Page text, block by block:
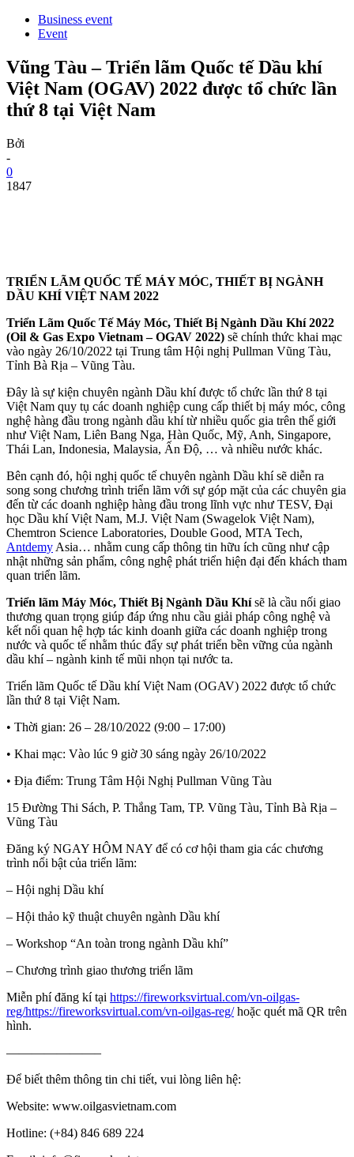
Business event
Event
Vũng Tàu – Triển lãm Quốc tế Dầu khí
Việt Nam (OGAV) 2022 được tổ chức lần
thứ 8 tại Việt Nam
Bởi
-
0
1847
TRIỂN LÃM QUỐC TẾ MÁY MÓC, THIẾT BỊ NGÀNH
DẦU KHÍ VIỆT NAM 2022
Triển Lãm Quốc Tế Máy Móc, Thiết Bị Ngành Dầu Khí 2022
(Oil & Gas Expo Vietnam – OGAV 2022) sẽ chính thức khai mạc
vào ngày 26/10/2022 tại Trung tâm Hội nghị Pullman Vũng Tàu,
Tỉnh Bà Rịa – Vũng Tàu.
Đây là sự kiện chuyên ngành Dầu khí được tổ chức lần thứ 8 tại
Việt Nam quy tụ các doanh nghiệp cung cấp thiết bị máy móc, công
nghệ hàng đầu trong ngành dầu khí từ nhiều quốc gia trên thế giới
như Việt Nam, Liên Bang Nga, Hàn Quốc, Mỹ, Anh, Singapore,
Thái Lan, Indonesia, Malaysia, Ấn Độ, … và nhiều nước khác.
Bên cạnh đó, hội nghị quốc tế chuyên ngành Dầu khí sẽ diễn ra
song song chương trình triển lãm với sự góp mặt của các chuyên gia
đến từ các doanh nghiệp hàng đầu trong lĩnh vực như TESV, Đại
học Dầu khí Việt Nam, M.J. Việt Nam (Swagelok Việt Nam),
Chemtron Science Laboratories, Double Good, MTA Tech,
Antdemy Asia… nhằm cung cấp thông tin hữu ích cũng như cập
nhật những sản phẩm, công nghệ phát triển hiện đại đến khách tham
quan triển lãm.
Triển lãm Máy Móc, Thiết Bị Ngành Dầu Khísẽ là cầu nối giao
thương quan trọng giúp đáp ứng nhu cầu giải pháp công nghệ và
kết nối quan hệ hợp tác kinh doanh giữa các doanh nghiệp trong
nước và quốc tế nhằm thúc đẩy sự phát triển bền vững của ngành
dầu khí – ngành kinh tế mũi nhọn tại nước ta.
Triển lãm Quốc tế Dầu khí Việt Nam (OGAV) 2022 được tổ chức
lần thứ 8 tại Việt Nam.
• Thời gian: 26 – 28/10/2022 (9:00 – 17:00)
• Khai mạc: Vào lúc 9 giờ 30 sáng ngày 26/10/2022
• Địa điểm: Trung Tâm Hội Nghị Pullman Vũng Tàu
15 Đường Thi Sách, P. Thắng Tam, TP. Vũng Tàu, Tỉnh Bà Rịa –
Vũng Tàu
Đăng ký NGAY HÔM NAY để có cơ hội tham gia các chương
trình nổi bật của triển lãm:
– Hội nghị Dầu khí
– Hội thảo kỹ thuật chuyên ngành Dầu khí
– Workshop “An toàn trong ngành Dầu khí”
– Chương trình giao thương triển lãm
Miễn phí đăng kí tại https://fireworksvirtual.com/vn-oilgas-
reg/https://fireworksvirtual.com/vn-oilgas-reg/hoặc quét mã QR trên
hình.
———————–
Để biết thêm thông tin chi tiết, vui lòng liên hệ:
Website: www.oilgasvietnam.com
Hotline: (+84) 846 689 224